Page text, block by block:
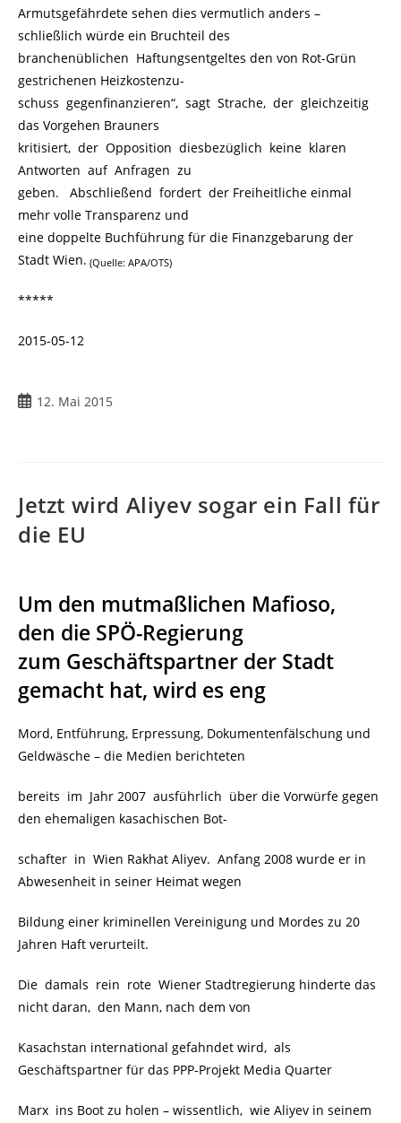
Armutsgefährdete sehen dies vermutlich anders –
schließlich würde ein Bruchteil des
branchenüblichen Haftungsentgeltes den von Rot-Grün
gestrichenen Heizkostenzu-
schuss gegenfinanzieren“, sagt Strache, der gleichzeitig
das Vorgehen Brauners
kritisiert, der Opposition diesbezüglich keine klaren
Antworten auf Anfragen zu
geben. Abschließend fordert der Freiheitliche einmal
mehr volle Transparenz und
eine doppelte Buchführung für die Finanzgebarung der
Stadt Wien. (Quelle: APA/OTS)
*****
2015-05-12
Beitrag12. Mai 2015
Jetzt wird Aliyev sogar ein Fall für
die EU
Um den mutmaßlichen Mafioso,
den die SPÖ-Regierung
zum Geschäftspartner der Stadt
gemacht hat, wird es eng
Mord, Entführung, Erpressung, Dokumentenfälschung und
Geldwäsche – die Medien berichteten
bereits im Jahr 2007 ausführlich über die Vorwürfe gegen
den ehemaligen kasachischen Bot-
schafter in Wien Rakhat Aliyev. Anfang 2008 wurde er in
Abwesenheit in seiner Heimat wegen
Bildung einer kriminellen Vereinigung und Mordes zu 20
Jahren Haft verurteilt.
Die damals rein rote Wiener Stadtregierung hinderte das
nicht daran, den Mann, nach dem von
Kasachstan international gefahndet wird, als
Geschäftspartner für das PPP-Projekt Media Quarter
Marx ins Boot zu holen – wissentlich, wie Aliyev in seinem